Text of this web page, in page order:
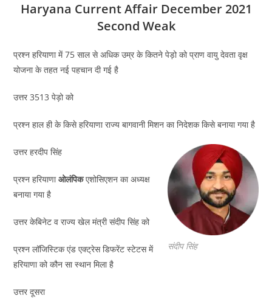
Haryana Current Affair December 2021
Second Weak
प्रश्न हरियाणा में 75 साल से अधिक उम्र के कितने पेड़ो को प्राण वायु देवता वृक्ष
योजना के तहत नई पहचान दी गई है
उत्तर 3513 पेड़ो को
प्रश्न हाल ही के किसे हरियाणा राज्य बागवानी मिशन का निदेशक किसे बनाया गया है
संदीप सिंह
उत्तर हरदीप सिंह
प्रश्न हरियाणाओलंपिकएशोसिएशन का अध्यक्ष
बनाया गया है
उत्तर केबिनेट व राज्य खेल मंत्री संदीप सिंह को
प्रश्न लॉजिस्टिक एंड एक्ट्रेस डिफरेंट स्टेटस में
हरियाणा को कौन सा स्थान मिला है
उत्तर दूसरा